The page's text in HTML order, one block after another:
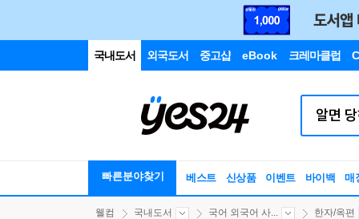
국내도서 외국도서 중고샵 eBook 크레마클럽
빠른분야찾기 베스트 신상품 이벤트 바이백 매
웰컴 국내도서 국어 외국어 사... 한자/옥편